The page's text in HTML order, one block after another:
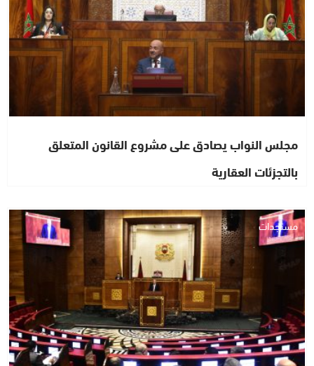
مجلس النواب يصادق على مشروع القانون المتعلق
بالتجزئات العقارية
مستجدات